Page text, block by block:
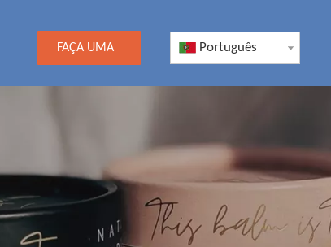
FAÇA UMA Português